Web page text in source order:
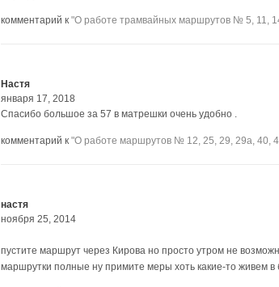
комментарий к "О работе трамвайных маршрутов № 5, 11,
Настя
января 17, 2018
Спасибо большое за 57 в матрешки очень удобно .
комментарий к "О работе маршрутов № 12, 25, 29, 29а, 40,
настя
ноября 25, 2014
пустите маршрут через Кирова но просто утром не
маршрутки полные ну примите меры хоть какие-то живем в